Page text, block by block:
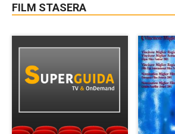
FILM STASERA